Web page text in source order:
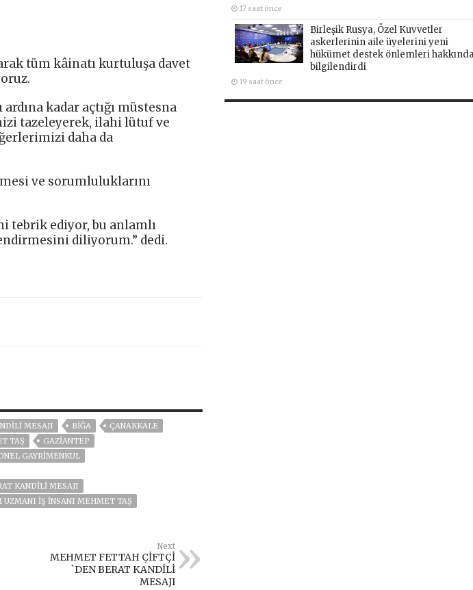
tüm kâinatı kurtuluşa davet
kadar açtığı müstesna
tazeleyerek, ilahi lütuf ve
daha da
ve sorumluluklarını
tebrik ediyor, bu anlamlı
diliyorum.” dedi.
MESAJI BIĞA
ÇANAKKALE
TAŞ
GAZIANTEP
GAYRIMENKUL
KANDİLİ MESAJI
UZMANI İŞ İNSANI MEHMET TAŞ
Next
MEHMET FETTAH ÇİFTÇİ
`DEN BERAT KANDİLİ
MESAJI
17 saat önce
Birleşik Rusya, Özel Kuvvetler
askerlerinin aile üyelerini yeni
hükümet destek önlemleri
bilgilendirdi
19 saat önce